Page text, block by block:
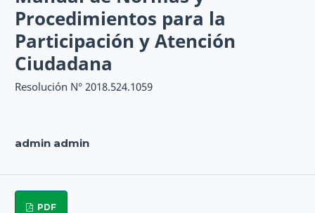
Procedimientos para la
Participación y Atención
Ciudadana
Resolución N° 2018.524.1059
admin admin
PDF